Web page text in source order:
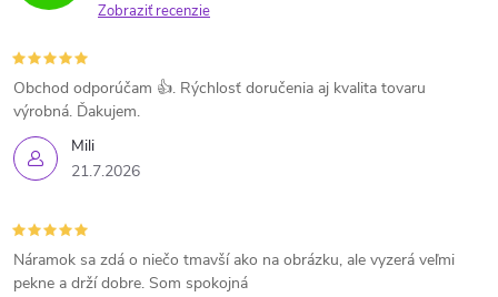
Zobraziť recenzie
Mili
21.7.2026
Obchod odporúčam 👍. Rýchlosť doručenia aj kvalita tovaru
výrobná. Ďakujem.
Náramok sa zdá o niečo tmavší ako na obrázku, ale vyzerá veľmi
pekne a drží dobre. Som spokojná